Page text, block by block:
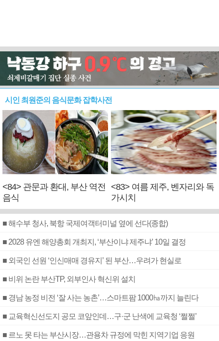
시인 최원준의 음식문화 잡학사전
<84> 관문과 환대, 부산 역전
음식
<83> 여름 제주, 벤자리와 독
가시치
■ 해수부 청사, 북항 국제여객터미널 옆에 선다(종합)
■ 2028 유엔 해양총회 개최지, ‘부산이냐 제주냐’ 10일 결정
■ 외국인 선원 ‘인신매매 경유지’ 된 부산…우려가 현실로
■ 비위 논란 부산TP, 외부인사 혁신위 설치
■ 경남 농정 비전 ‘잘 사는 농촌’…스마트팜 1000㏊까지 늘린다
■ 교육혁신선도지 공모 코앞인데…구·군 난색에 교육청 ‘쩔쩔’
■ 르노 못 타는 부산시장…관용차 규정에 막힌 지역기업 응원